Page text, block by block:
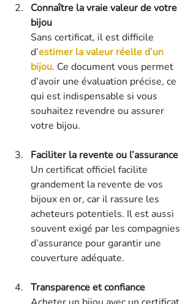
Connaître la vraie valeur de votre
bijou
Sans certificat, il est difficile
d’estimer la valeur réelle d’un
bijou. Ce document vous permet
d’avoir une évaluation précise, ce
qui est indispensable si vous
souhaitez revendre ou assurer
votre bijou.
Faciliter la revente ou l’assurance
Un certificat officiel facilite
grandement la revente de vos
bijoux en or, car il rassure les
acheteurs potentiels. Il est aussi
souvent exigé par les compagnies
d’assurance pour garantir une
couverture adéquate.
Transparence et confiance